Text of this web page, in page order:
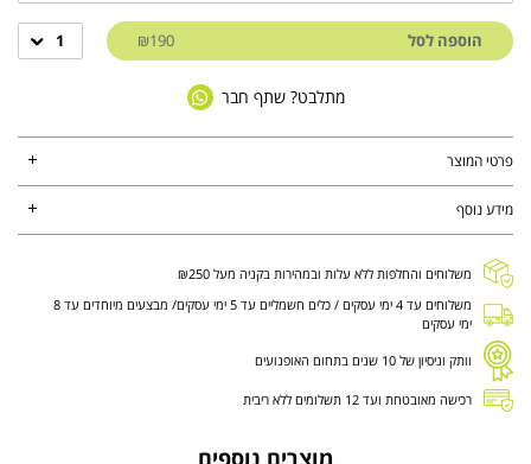
הוספה לסל ₪190
1
מתלבט? שתף חבר
פרטי המוצר
מידע נוסף
משלוחים והחלפות ללא עלות ובמהירות בקניה מעל ₪250
משלוחים עד 4 ימי עסקים / כלים חשמליים עד 5 ימי עסקים/ מבצעים מיוחדים עד 8
ימי עסקים
וותק וניסיון של 10 שנים בתחום האופנועים
רכישה מאובטחת ועד 12 תשלומים ללא ריבית